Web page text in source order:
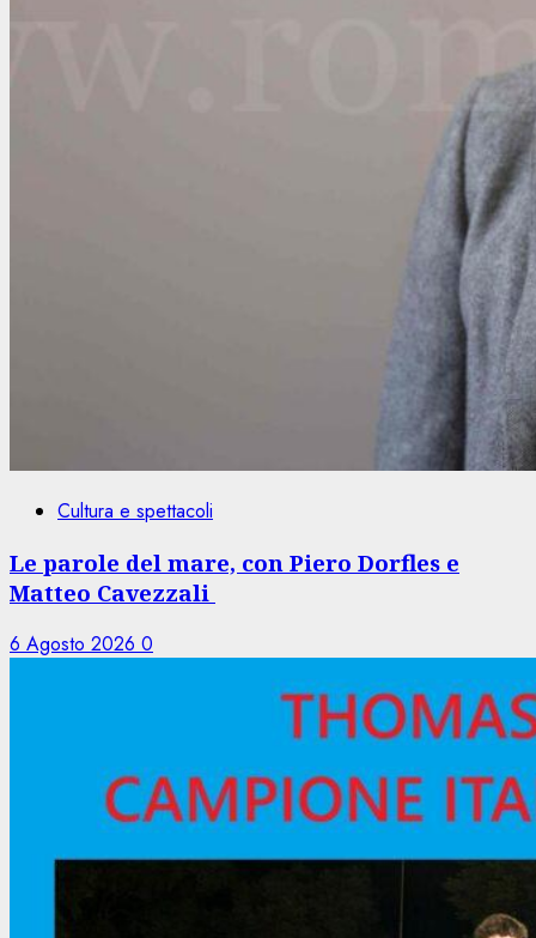
Cultura e spettacoli
Le parole del mare, con Piero Dorfles e
Matteo Cavezzali
6 Agosto 2026 0